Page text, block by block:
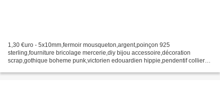
1,30 €uro - 5x10mm,fermoir mousqueton,argent,poinçon 925
sterling,fourniture bricolage mercerie,diy bijou accessoire,décoration
scrap,gothique boheme punk,victorien edouardien hippie,pendentif collier